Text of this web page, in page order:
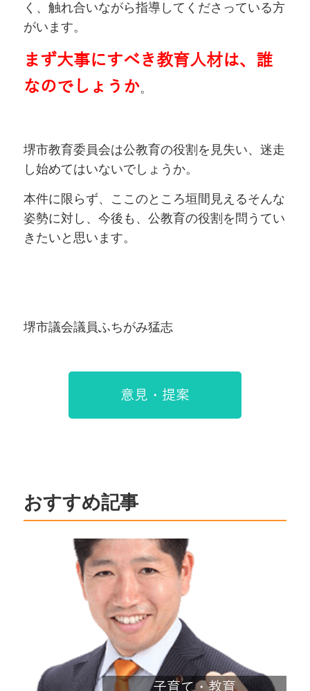
く、触れ合いながら指導してくださっている方
がいます。
まず大事にすべき教育人材は、誰
なのでしょうか。
堺市教育委員会は公教育の役割を見失い、迷走
し始めてはいないでしょうか。
本件に限らず、ここのところ垣間見えるそんな
姿勢に対し、今後も、公教育の役割を問うてい
きたいと思います。
堺市議会議員ふちがみ猛志
意見・提案
おすすめ記事
子育て・教育